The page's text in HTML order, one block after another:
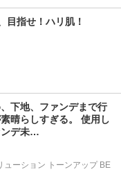
目指せ！ハリ肌！
下地、ファンデまで行
晴らしすぎる。 使用し
ンデ未…
ューション トーンアップ BE